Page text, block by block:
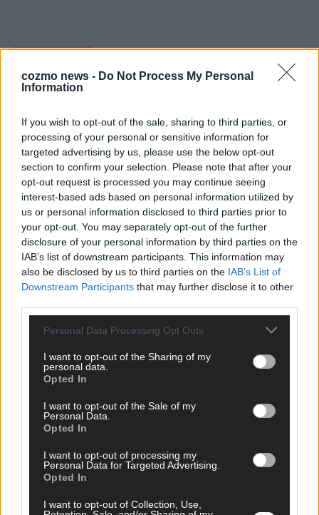
cozmo news - Do Not Process My Personal
Information
If you wish to opt-out of the sale, sharing to third parties, or
processing of your personal or sensitive information for
targeted advertising by us, please use the below opt-out
section to confirm your selection. Please note that after your
opt-out request is processed you may continue seeing
interest-based ads based on personal information utilized by
us or personal information disclosed to third parties prior to
your opt-out. You may separately opt-out of the further
disclosure of your personal information by third parties on the
IAB’s list of downstream participants. This information may
also be disclosed by us to third parties on the IAB’s List of
Downstream Participants that may further disclose it to other
Personal Data Processing Opt Outs
I want to opt-out of the Sharing of my
personal data.
Opted In
I want to opt-out of the Sale of my
Personal Data.
Opted In
I want to opt-out of processing my
Personal Data for Targeted Advertising.
Opted In
I want to opt-out of Collection, Use,
Monaco, Sallys Café, Westernbrauerei – der
Europa-Park 2026 macht vieles neu
EXTRA
Juni 2026
DARA gewinnt verdient, Israel beunruhigend –
unser Kommentar zum ESC 2026
KOMMENTAR
Mai 2026
KOMMENTAR
aufgestiegen – alle 25 Acts im Kurzcheck
Mai 2026
KOMMENTAR
JJ hat den Abend gerettet – der Rest des ESC-Halbfinales
Mai 2026